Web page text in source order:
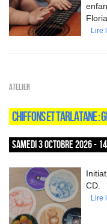
Lire
Atelier
CHIFFONS ET TARLATANE :
SAMEDI 3 OCTOBRE 2026 -
CD.
Lire